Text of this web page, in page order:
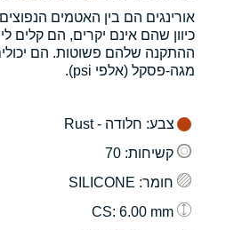
אורינגים הם בין האטמים
כיוון שהם אינם יקרים, הם קלים
ההתקנה שלהם פשוטות. הם
מגה-פסקל (אלפי psi).
צבע: חלודה - Rust
קשיחות: 70
חומר: SILICONE
: 6.00 mm